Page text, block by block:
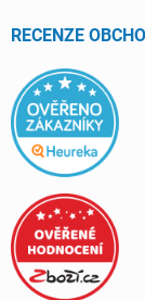
RECENZE